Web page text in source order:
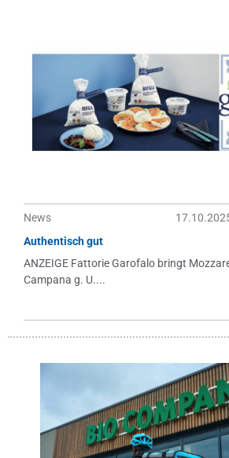
News
Authentisch gut
ANZEIGE Fattorie Garofalo bringt
Campana g. U....